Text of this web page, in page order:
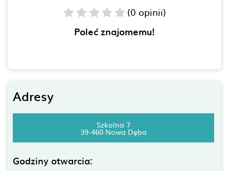
(0 opinii)
Poleć znajomemu!
Adresy
Szkolna 7
39-460 Nowa Dęba
Godziny otwarcia: